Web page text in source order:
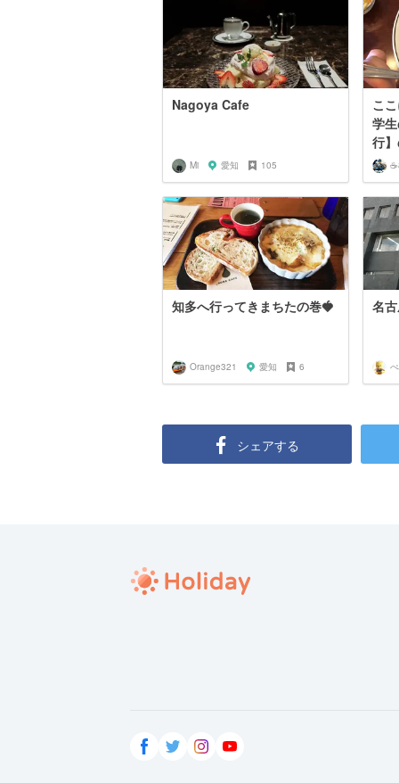
Nagoya Cafe
Mi 愛知 105
こ
学
行】
知多へ行ってきまちたの巻🍓
Orange321 愛知 6
名
シェアする